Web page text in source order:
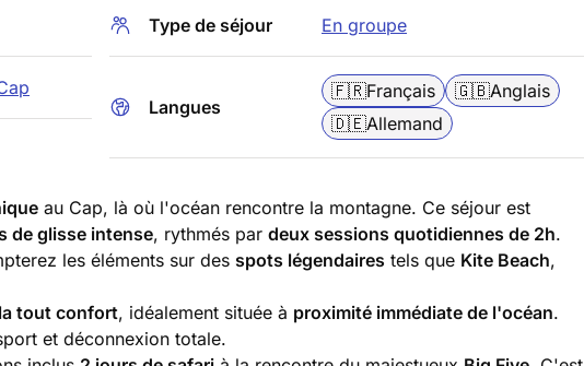
Type de séjour En groupe
Langues
🇫🇷Français 🇬🇧Anglais
🇩🇪Allemand
au Cap, là où l'océan rencontre la montagne. Ce séjour est
de glisse intense, rythmés par deux sessions quotidiennes de 2h.
les éléments sur des spots légendaires tels que Kite Beach,
tout confort, idéalement située à proximité immédiate de l'océan.
et déconnexion totale.